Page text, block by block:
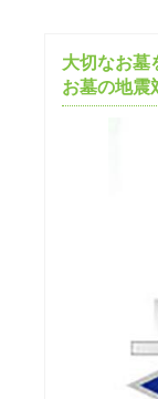
大切なお墓
お墓の地震